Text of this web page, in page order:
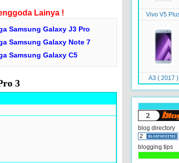
Lainya !
Samsung Galaxy J3 Pro
Samsung Galaxy Note 7
Samsung Galaxy C5
3
Vivo V5
A3 ( 2017 )
blog directory
blogging tips